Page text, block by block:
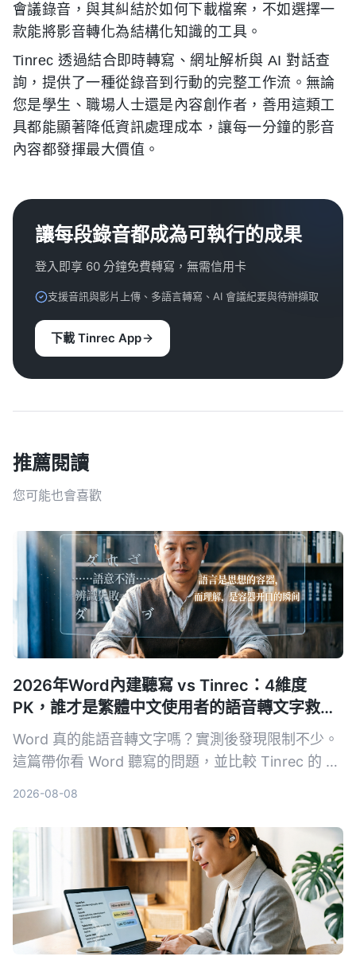
會議錄音，與其糾結於如何下載檔案，不如選擇一
款能將影音轉化為結構化知識的工具。
Tinrec 透過結合即時轉寫、網址解析與 AI 對話查
詢，提供了一種從錄音到行動的完整工作流。無論
您是學生、職場人士還是內容創作者，善用這類工
具都能顯著降低資訊處理成本，讓每一分鐘的影音
內容都發揮最大價值。
讓每段錄音都成為可執行的成果
登入即享 60 分鐘免費轉寫，無需信用卡
支援音訊與影片上傳、多語言轉寫、AI 會議紀要與待辦擷取
下載 Tinrec App
推薦閱讀
您可能也會喜歡
2026年Word內建聽寫 vs Tinrec：4維度
PK，誰才是繁體中文使用者的語音轉文字救
星？
Word 真的能語音轉文字嗎？實測後發現限制不少。
這篇帶你看 Word 聽寫的問題，並比較 Tinrec 的 AI
2026-08-08